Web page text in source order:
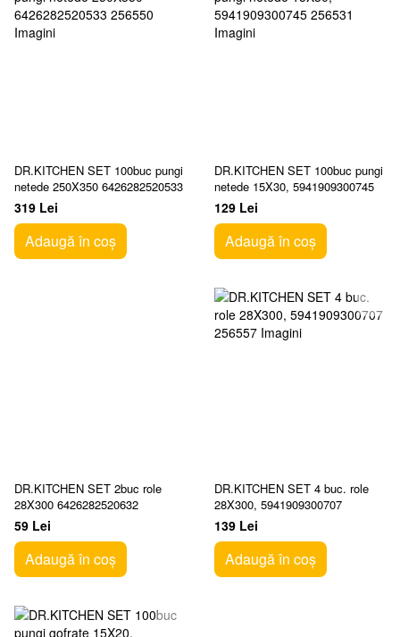
DR.KITCHEN SET 100buc pungi
netede 250X350 6426282520533
319 Lei
Adaugă în coș
DR.KITCHEN SET 100buc pungi
netede 15X30, 5941909300745
129 Lei
Adaugă în coș
DR.KITCHEN SET 2buc role
28X300 6426282520632
59 Lei
Adaugă în coș
DR.KITCHEN SET 4 buc. role
28X300, 5941909300707
139 Lei
Adaugă în coș